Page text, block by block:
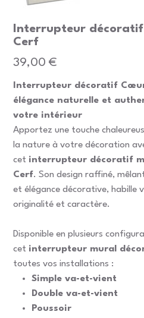
Interrupteur
Cerf
Prix
39,00 €
Interrupteur décoratif
élégance naturelle et
votre intérieur
Apportez une touche
la nature à votre décoration
cet interrupteur décoratif
Cerf. Son design raffiné,
et élégance décorative, habille
originalité et caractère.
Disponible en plusieurs
cet interrupteur mural
toutes vos installations :
Simple va-et-vient
Double va-et-vient
Poussoir